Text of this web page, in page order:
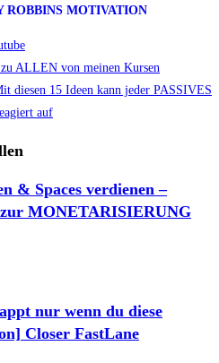
ROBBINS MOTIVATION
ALLEN von meinen Kursen
diesen 15 Ideen kann jeder PASSIVES
auf
& Spaces verdienen –
MONETARISIERUNG
nur wenn du diese
Closer FastLane